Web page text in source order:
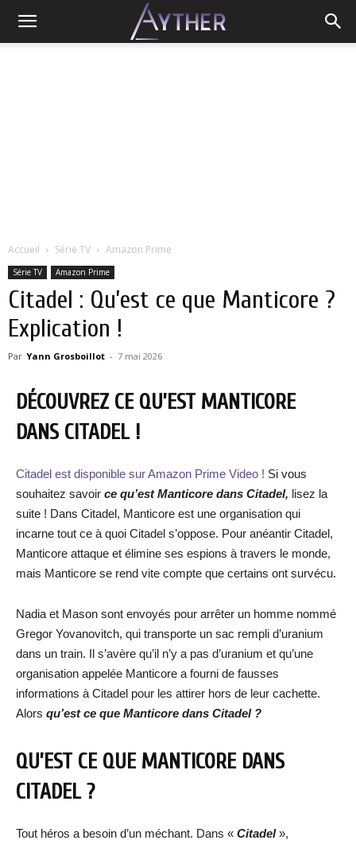
Accueil Série TV Amazon Prime
Série TV Amazon Prime
Citadel : Qu’est ce que Manticore ?
Explication !
Par Yann Grosboillot - 7 mai 2026
DÉCOUVREZ CE QU’EST MANTICORE
DANS CITADEL !
Citadel est disponible sur Amazon Prime Video ! Si vous
souhaitez savoir ce qu’est Manticore dans Citadel, lisez la
suite ! Dans Citadel, Manticore est une organisation qui
incarne tout ce à quoi Citadel s’oppose. Pour anéantir Citadel,
Manticore attaque et élimine ses espions à travers le monde,
mais Manticore se rend vite compte que certains ont survécu.
Nadia et Mason sont envoyés pour arrêter un homme nommé
Gregor Yovanovitch, qui transporte un sac rempli d’uranium
dans un train. Il s’avère qu’il n’y a pas d’uranium et qu’une
organisation appelée Manticore a fourni de fausses
informations à Citadel pour les attirer hors de leur cachette.
Alors qu’est ce que Manticore dans Citadel ?
QU’EST CE QUE MANTICORE DANS
CITADEL ?
Tout héros a besoin d’un méchant. Dans « Citadel»,